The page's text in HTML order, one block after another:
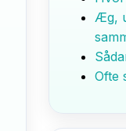
Æg,
Ofte